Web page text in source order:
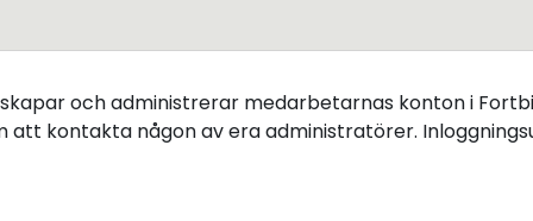
och administrerar medarbetarnas konton i
kontakta någon av era administratörer.